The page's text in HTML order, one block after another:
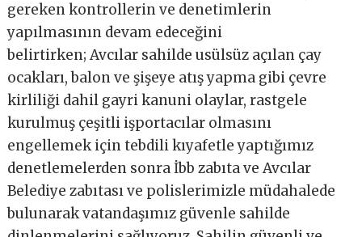
gereken kontrollerin ve denetimlerin
yapılmasının devam edeceğini
belirtirken; Avcılar sahilde usülsüz açılan çay
ocakları, balon ve şişeye atış yapma gibi çevre
kirliliği dahil gayri kanuni olaylar, rastgele
kurulmuş çeşitli işportacılar olmasını
engellemek için tebdili kıyafetle yaptığımız
denetlemelerden sonra İbb zabıta ve Avcılar
Belediye zabıtası ve polislerimizle müdahalede
bulunarak vatandaşımız güvenle sahilde